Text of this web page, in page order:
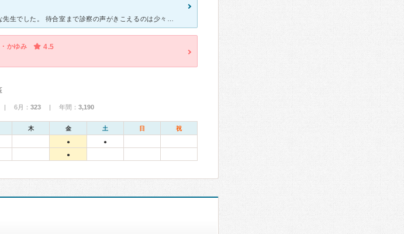
かゆみ 4.5
| 6月： 323 | 年間： 3,190
木 金 土 日 祝
● ●
●